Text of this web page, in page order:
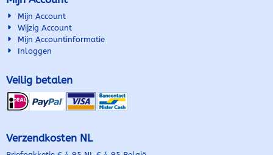
Mijn Account
Wijzig Account
Mijn Accountinformatie
Inloggen
Veilig betalen
Verzendkosten NL